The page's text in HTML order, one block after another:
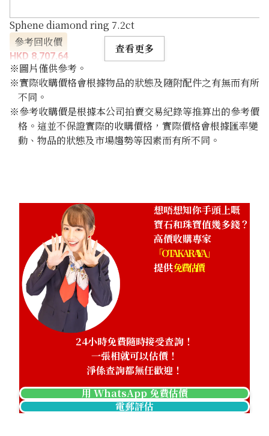
Sphene diamond ring 7.2ct
參考回收價
HKD 8,707.64
查看更多
※圖片僅供參考。
※實際收購價格會根據物品的狀態及隨附配件之有無而有所
不同。
※參考收購價是根據本公司拍賣交易紀錄等推算出的參考價
格。這並不保證實際的收購價格，實際價格會根據匯率變
動、物品的狀態及市場趨勢等因素而有所不同。
想唔想知你手頭上嘅
寶石和珠寶值幾多錢？
高價收購專家
「OTAKARAYA」
提供免費估價
24小時免費隨時接受查詢！
一張相就可以估價！
淨係查詢都無任歡迎！
用 WhatsApp 免費估價
電郵評估